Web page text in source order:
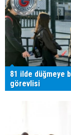
81 ilde düğmeye
görevlisi